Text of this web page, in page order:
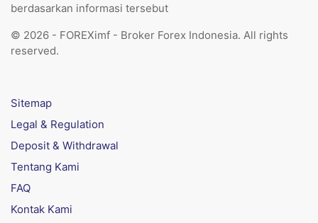
berdasarkan informasi tersebut
© 2026 - FOREXimf - Broker Forex Indonesia. All rights
reserved.
Sitemap
Legal & Regulation
Deposit & Withdrawal
Tentang Kami
FAQ
Kontak Kami